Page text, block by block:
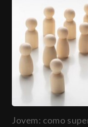
Jovem: como